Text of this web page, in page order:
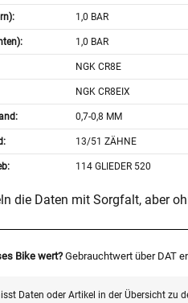
1,0 BAR
1,0 BAR
NGK CR8E
NGK CR8EIX
0,7-0,8 MM
13/51 ZÄHNE
114 GLIEDER 520
die Daten mit Sorgfalt, aber
Bike wert? Gebrauchtwert über DAT
Daten oder Artikel in der Übersicht zu